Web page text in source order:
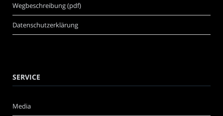
Wegbeschreibung (pdf)
Datenschutzerklärung
SERVICE
Media